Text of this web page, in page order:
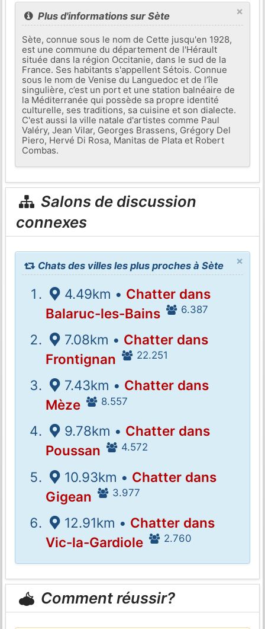
×
Plus d'informations sur Sète
Sète, connue sous le nom de Cette jusqu'en 1928,
est une commune du département de l'Hérault
située dans la région Occitanie, dans le sud de la
France. Ses habitants s'appellent Sétois. Connue
sous le nom de Venise du Languedoc et de l’île
singulière, c’est un port et une station balnéaire de
la Méditerranée qui possède sa propre identité
culturelle, ses traditions, sa cuisine et son dialecte.
C'est aussi la ville natale d'artistes comme Paul
Valéry, Jean Vilar, Georges Brassens, Grégory Del
Piero, Hervé Di Rosa, Manitas de Plata et Robert
Combas.
Salons de discussion
connexes
×
Chats des villes les plus proches à Sète
4.49km • Chatter dans
Balaruc-les-Bains
6.387
7.08km • Chatter dans
Frontignan
22.251
7.43km • Chatter dans
Mèze
8.557
9.78km • Chatter dans
Poussan
4.572
10.93km • Chatter dans
Gigean
3.977
12.91km • Chatter dans
Vic-la-Gardiole
2.760
Comment réussir?